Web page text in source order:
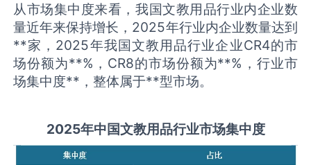
从市场集中度来看，我国文教用品行业内企业数
量近年来保持增长，2025年行业内企业数量达到
**家，2025年我国文教用品行业企业CR4的市
场份额为**%，CR8的市场份额为**%，行业市
场集中度**，整体属于**型市场。
2025年中国文教用品行业市场集中度